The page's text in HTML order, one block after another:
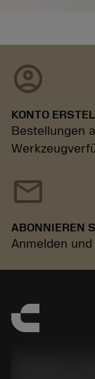
account_circle
KONTO
Bestellungen
mail
ABONNIEREN
Anmelden